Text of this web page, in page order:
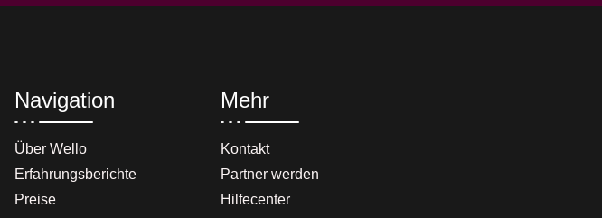
Navigation
Über Wello
Erfahrungsberichte
Preise
Mehr
Kontakt
Partner werden
Hilfecenter